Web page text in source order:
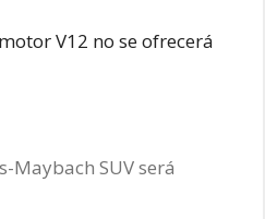
V12 no se ofrecerá
Maybach SUV será